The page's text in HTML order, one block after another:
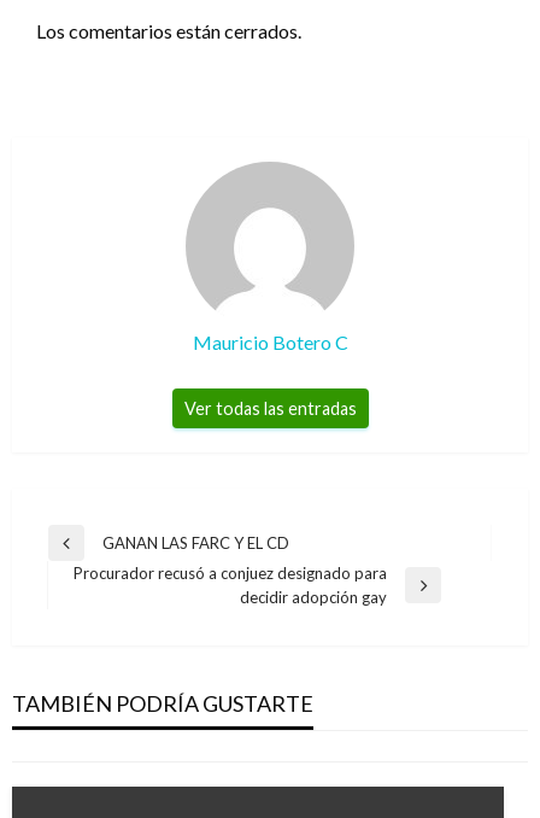
Los comentarios están cerrados.
Mauricio Botero C
Ver todas las entradas
Navegación
de
Entrada
anterior
GANAN LAS FARC Y EL CD
Procurador recusó a conjuez designado para
decidir adopción gay
TAMBIÉN PODRÍA GUSTARTE
El Sector de astilleros, mar a fuera
Luis Eduardo Forero Medina jueves noviembre 10, 2016